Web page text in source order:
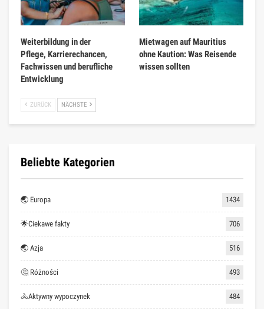
Weiterbildung in der
Pflege, Karrierechancen,
Fachwissen und berufliche
Entwicklung
Mietwagen auf Mauritius
ohne Kaution: Was Reisende
wissen sollten
ZURÜCK NÄCHSTE
Beliebte Kategorien
🌏 Europa 1434
🌟Ciekawe fakty 706
🌏 Azja 516
🤔 Różności 493
🚴Aktywny wypoczynek 484